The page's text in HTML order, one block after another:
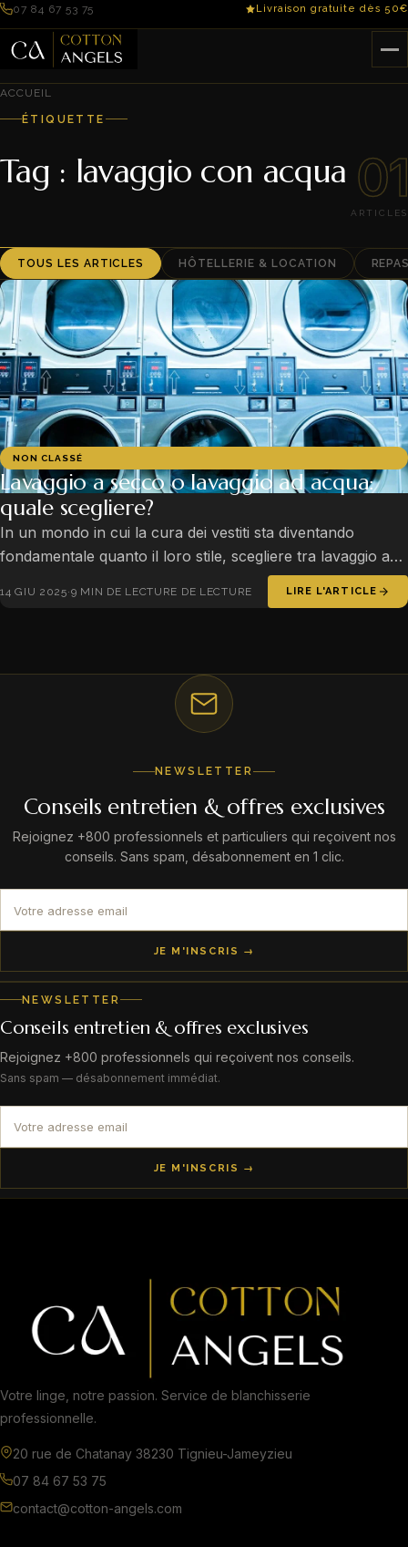
07 84 67 53 75 Livraison gratuite dès 50€
ACCUEIL
ÉTIQUETTE
Tag : lavaggio con acqua 01
ARTICLES
TOUS LES ARTICLES HÔTELLERIE & LOCATION
NON CLASSÉ
Lavaggio a secco o lavaggio ad acqua:
quale scegliere?
In un mondo in cui la cura dei vestiti sta diventando
fondamentale quanto il loro stile, scegliere tra lavaggio a
secco e lavaggio ad acqua è una decisione fondamentale
per…
14 GIU 2025·9 MIN DE LECTURE DE LECTURE LIRE L'ARTICLE
NEWSLETTER
Conseils entretien & offres exclusives
Rejoignez +800 professionnels et particuliers qui reçoivent nos
conseils. Sans spam, désabonnement en 1 clic.
JE M'INSCRIS →
NEWSLETTER
Conseils entretien & offres exclusives
Rejoignez +800 professionnels qui reçoivent nos conseils.
Sans spam — désabonnement immédiat.
JE M'INSCRIS →
Votre linge, notre passion. Service de blanchisserie
professionnelle.
20 rue de Chatanay 38230 Tignieu-Jameyzieu
07 84 67 53 75
contact@cotton-angels.com